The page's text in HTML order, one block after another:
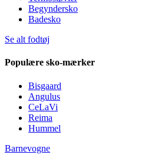
Begyndersko
Badesko
Se alt fodtøj
Populære sko-mærker
Bisgaard
Angulus
CeLaVi
Reima
Hummel
Barnevogne